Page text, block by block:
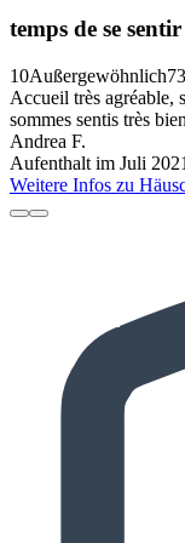
temps de se
10Außergewöhnlich
Accueil très agréable,
sommes sentis très
Andrea F.
Aufenthalt im Juli 2021
Weitere Infos zu